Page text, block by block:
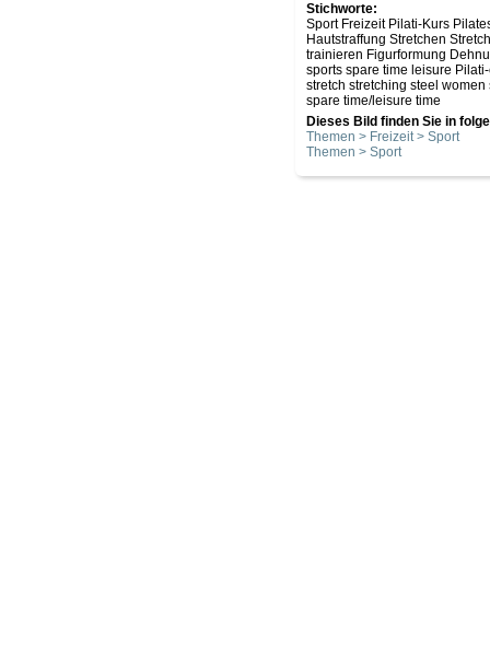
Stichworte:
Sport Freizeit Pilati-Kurs
Hautstraffung Stretchen
trainieren Figurformung
sports spare time leisure
stretch stretching steel
spare time/leisure time
Dieses Bild finden Sie in
Themen > Freizeit > Sport
Themen > Sport